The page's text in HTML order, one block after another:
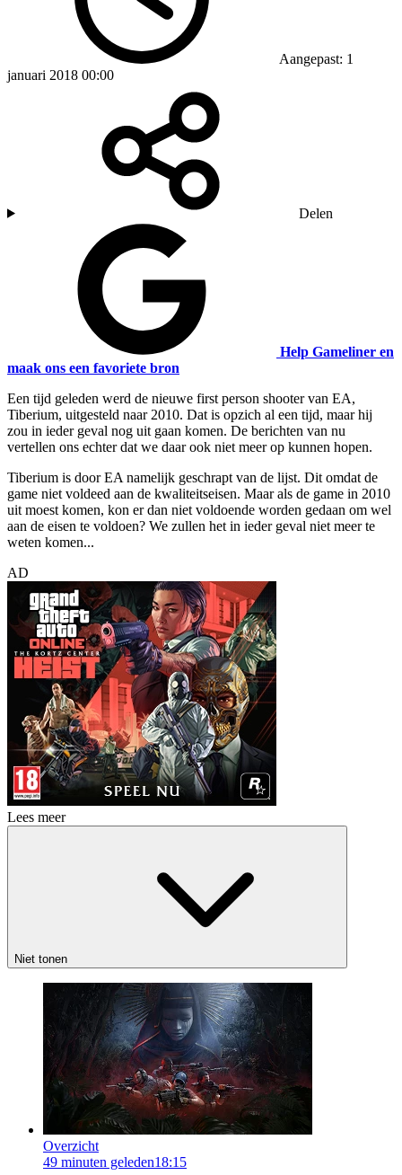
Aangepast: 1
januari 2018 00:00
Delen
Help Gameliner en
maak ons een favoriete bron
Een tijd geleden werd de nieuwe first person shooter van EA,
Tiberium, uitgesteld naar 2010. Dat is opzich al een tijd, maar hij
zou in ieder geval nog uit gaan komen. De berichten van nu
vertellen ons echter dat we daar ook niet meer op kunnen hopen.
Tiberium is door EA namelijk geschrapt van de lijst. Dit omdat de
game niet voldeed aan de kwaliteitseisen. Maar als de game in 2010
uit moest komen, kon er dan niet voldoende worden gedaan om wel
aan de eisen te voldoen? We zullen het in ieder geval niet meer te
weten komen...
AD
Lees meer
Niet tonen
Overzicht
49 minuten geleden18:15